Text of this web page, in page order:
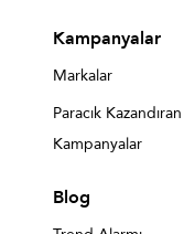
Kampanyalar
Markalar
Paracık Kazandıran
Kampanyalar
Blog